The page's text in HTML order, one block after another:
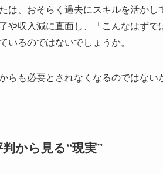
は、おそらく過去にスキルを活か
や収入減に直面し、「こんなはず
いるのではないでしょうか。
らも必要とされなくなるのではな
から見る“現実”